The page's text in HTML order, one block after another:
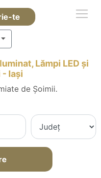
te
Lămpi LED și
Iaşi
de Șoimii.